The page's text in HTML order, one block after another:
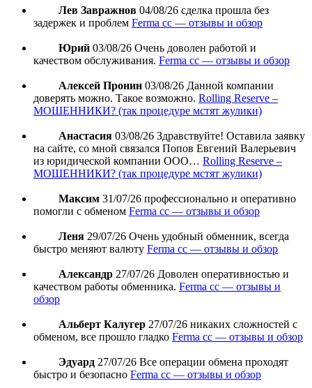
Лев Завражнов 04/08/26 сделка прошла без
задержек и проблем Ferma cc — отзывы и обзор
Юрий 03/08/26 Очень доволен работой и
качеством обслуживания. Ferma cc — отзывы и обзор
Алексей Пронин 03/08/26 Данной компании
доверять можно. Такое возможно. Rolling Reserve –
МОШЕННИКИ? (так процедуре мстят жулики)
Анастасия 03/08/26 Здравствуйте! Оставила заявку
на сайте, со мной связался Попов Евгений Валерьевич
из юридической компании ООО… Rolling Reserve –
МОШЕННИКИ? (так процедуре мстят жулики)
Максим 31/07/26 профессионально и оперативно
помогли с обменом Ferma cc — отзывы и обзор
Леня 29/07/26 Очень удобный обменник, всегда
быстро меняют валюту Ferma cc — отзывы и обзор
Александр 27/07/26 Доволен оперативностью и
качеством работы обменника. Ferma cc — отзывы и
обзор
Альберт Калугер 27/07/26 никаких сложностей с
обменом, все прошло гладко Ferma cc — отзывы и обзор
Эдуард 27/07/26 Все операции обмена проходят
быстро и безопасно Ferma cc — отзывы и обзор